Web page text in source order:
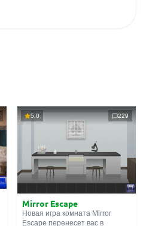
5.0 229
Mirror Escape
Новая игра комната Mirror
Escape перенесет вас в